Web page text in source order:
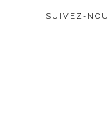
SUIVEZ-